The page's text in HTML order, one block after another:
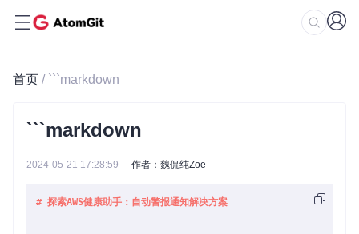
首页 / ```markdown
```markdown
2024-05-21 17:28:59 作者：魏侃纯Zoe
# 探索AWS健康助手：自动警报通知解决方案